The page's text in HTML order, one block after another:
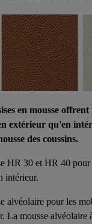
en mousse
extérieur qu'en
des coussins.
HR 30 et HR 40
intérieur.
alvéolaire pour les
La mousse alvéolaire